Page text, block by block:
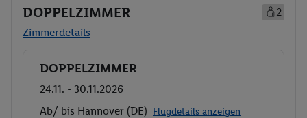
DOPPELZIMMER
2
Zimmerdetails
Buchen
DOPPELZIMMER
24.11. - 30.11.2026
Ab/ bis Hannover (DE) Flugdetails anzeigen